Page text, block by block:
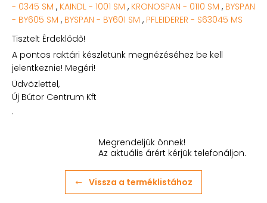
- 0345 SM , KAINDL - 1001 SM , KRONOSPAN - 0110 SM , BYSPAN
- BY605 SM , BYSPAN - BY601 SM , PFLEIDERER - S63045 MS
Tisztelt Érdeklődő!
A pontos raktári készletünk megnézéséhez be kell
jelentkeznie! Megéri!
Üdvözlettel,
Új Bútor Centrum Kft
.
Megrendeljük önnek!
Az aktuális árért kérjük telefonáljon.
Vissza a terméklistához